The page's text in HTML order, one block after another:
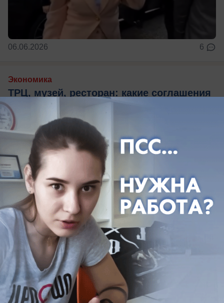
06.06.2026 6
Экономика
ТРЦ, музей, ресторан: какие соглашения
по Сочи достигли на экономическом
форуме в Санкт-Петербурге
Их подписали, как мэр города, так и губернатор